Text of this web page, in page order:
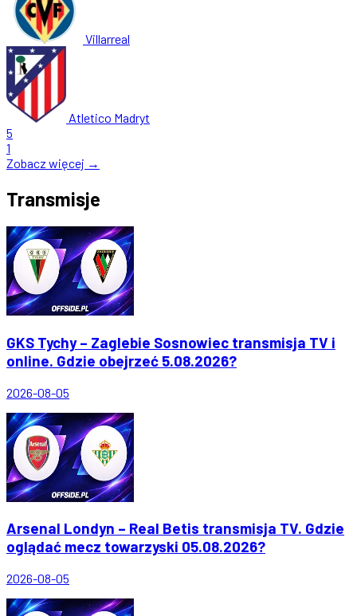
Villarreal
Atletico Madryt
5
1
Zobacz więcej →
Transmisje
GKS Tychy – Zaglebie Sosnowiec transmisja TV i
online. Gdzie obejrzeć 5.08.2026?
2026-08-05
Arsenal Londyn – Real Betis transmisja TV. Gdzie
oglądać mecz towarzyski 05.08.2026?
2026-08-05